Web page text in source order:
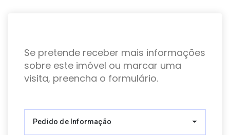
Se pretende receber mais informações
sobre este imóvel ou marcar uma
visita, preencha o formulário.
Pedido de Informação